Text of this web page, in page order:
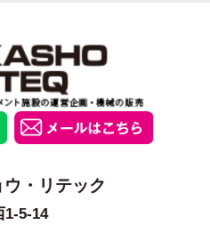
・リテック
1-5-14